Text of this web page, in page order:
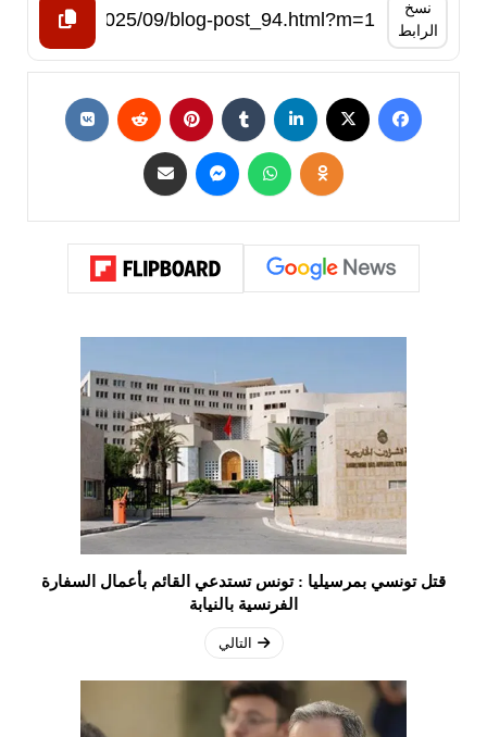
نسخ
الرابط
قتل تونسي بمرسيليا : تونس تستدعي القائم بأعمال السفارة
الفرنسية بالنيابة
التالي